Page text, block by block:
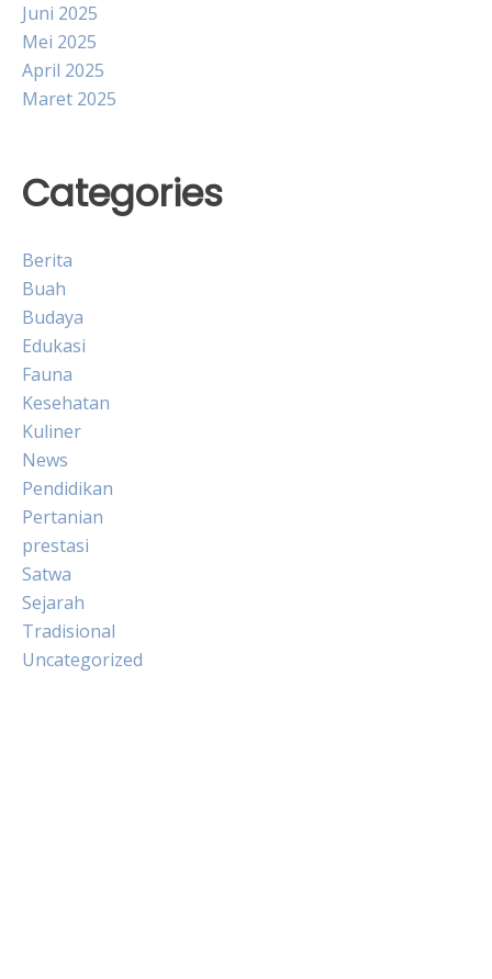
Juni 2025
Mei 2025
April 2025
Maret 2025
Categories
Berita
Buah
Budaya
Edukasi
Fauna
Kesehatan
Kuliner
News
Pendidikan
Pertanian
prestasi
Satwa
Sejarah
Tradisional
Uncategorized